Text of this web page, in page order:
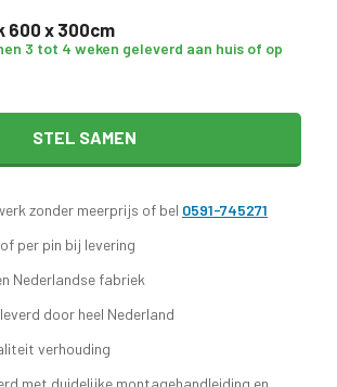
600 x 300cm
3 tot 4 weken geleverd aan huis of op
STEL SAMEN
zonder meerprijs of bel 0591-745271
per pin bij levering
Nederlandse fabriek
door heel Nederland
verhouding
met duidelijke montagehandleiding en